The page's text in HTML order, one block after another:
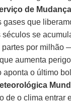
de
gases que
séculos se
por milhão
aumenta
aponta o último
de o clima entrar